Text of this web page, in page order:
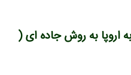
اروپا به روش جاده ای (